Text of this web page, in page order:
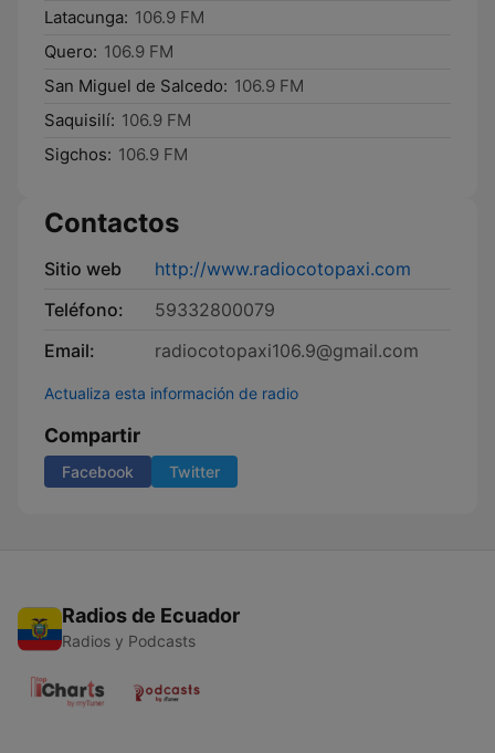
Latacunga: 106.9 FM
Quero: 106.9 FM
San Miguel de Salcedo: 106.9 FM
Saquisilí: 106.9 FM
Sigchos: 106.9 FM
Contactos
Sitio web
http://www.radiocotopaxi.com
Teléfono:
59332800079
Email:
radiocotopaxi106.9@gmail.com
Actualiza esta información de radio
Compartir
Facebook Twitter
Radios de Ecuador
Radios y Podcasts